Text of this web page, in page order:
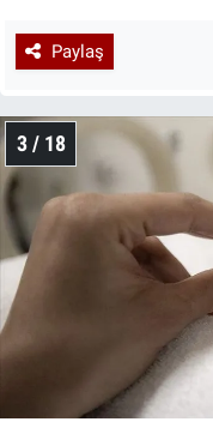
Paylaş
3 / 18